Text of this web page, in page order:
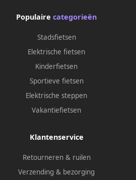
Populaire categorieën
Stadsfietsen
Elektrische fietsen
Kinderfietsen
Sportieve fietsen
Elektrische steppen
Vakantiefietsen
Klantenservice
Retourneren & ruilen
Verzending & bezorging